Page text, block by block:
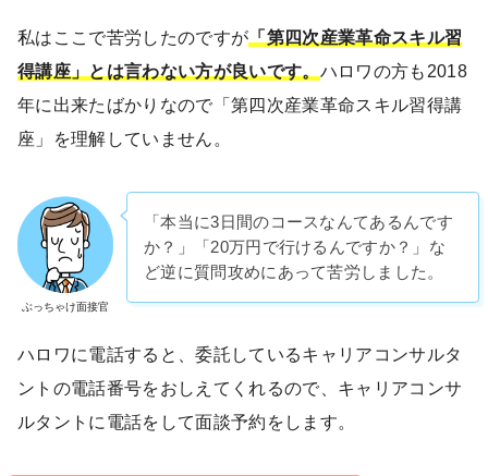
私はここで苦労したのですが 「第四次産業革命スキル習
得講座」とは言わない方が良いです。 ハロワの方も2018
年に出来たばかりなので「第四次産業革命スキル習得講
座」を理解していません。
ぶっちゃけ面接官
「本当に3日間のコースなんてあるんです
か？」「20万円で行けるんですか？」な
ど逆に質問攻めにあって苦労しました。
ハロワに電話すると、委託しているキャリアコンサルタ
ントの電話番号をおしえてくれるので、キャリアコンサ
ルタントに電話をして面談予約をします。